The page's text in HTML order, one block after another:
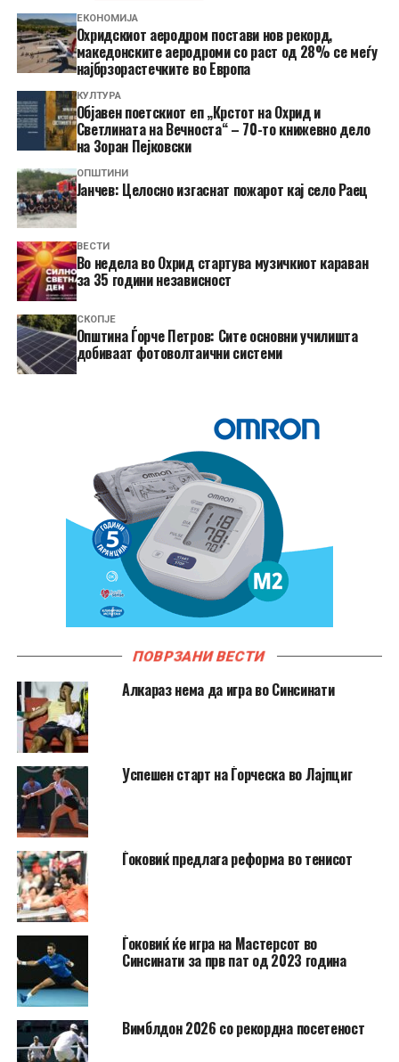
ЕКОНОМИЈА
Охридскиот аеродром постави нов рекорд,
македонските аеродроми со раст од 28% се меѓу
најбрзорастечките во Европа
КУЛТУРА
Објавен поетскиот еп „Крстот на Охрид и
Светлината на Вечноста“ – 70-то книжевно дело
на Зоран Пејковски
ОПШТИНИ
Јанчев: Целосно изгаснат пожарот кај село Раец
ВЕСТИ
Во недела во Охрид стартува музичкиот караван
за 35 години независност
СКОПЈЕ
Општина Ѓорче Петров: Сите основни училишта
добиваат фотоволтаични системи
ПОВРЗАНИ ВЕСТИ
Алкараз нема да игра во Синсинати
Успешен старт на Ѓорческа во Лајпциг
Ѓоковиќ предлага реформа во тенисот
Ѓоковиќ ќе игра на Мастерсот во
Синсинати за прв пат од 2023 година
Вимблдон 2026 со рекордна посетеност